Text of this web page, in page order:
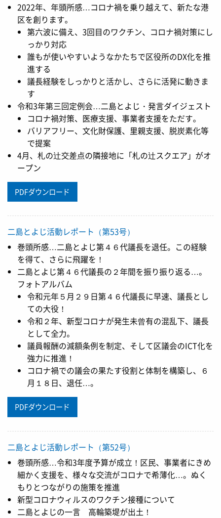
2022年、年頭所感…コロナ禍を乗り越えて、新たな港
区を創ります。
第六波に備え、3回目のワクチン、コロナ禍対策にし
っかり対応
誰もが使いやすいようなかたちで区役所のDX化を推
進する
議長経験をしっかりと活かし、さらに活発に動きま
す
令和3年第三回定例会…二島とよじ・発言ダイジェスト
コロナ禍対策、医療支援、事業者支援をただす。
バリアフリー、文化財保護、里親支援、脱炭素化等
で提案
4月、札の辻交差点の隣接地に「札の辻スクエア」がオ
ープン
PDFダウンロード
二島とよじ活動レポート（第53号）
巻頭所感…二島とよじ第４６代議長を退任。この経験
を得て、さらに飛躍を！
二島とよじ第４６代議長の２年間を振り振り返る…。
フォトアルバム
令和元年５月２９日第４６代議長に早速、議長とし
ての大役！
令和２年、新型コロナが発生未曾有の混乱下、議長
として全力。
議員報酬の減額条例を制定、そして区議会のICT化を
強力に推進！
コロナ禍での議会の果たす役割と体制を構築し、６
月１８日、退任…。
PDFダウンロード
二島とよじ活動レポート（第52号）
巻頭所感…令和3年度予算が成立！区民、事業者にきめ
細かく支援を、様々な交流がコロナで希薄化…。ぬく
もりとつながりの施策を推進
新型コロナウィルスのワクチン接種について
二島とよじの一言 高輪築堤が出土！